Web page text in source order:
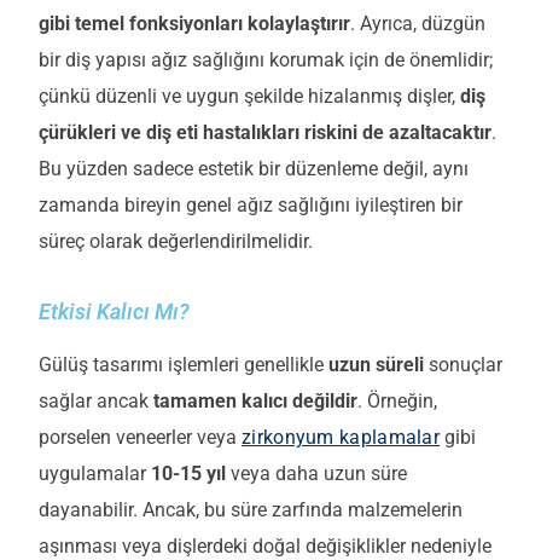
gibi temel fonksiyonları kolaylaştırır. Ayrıca, düzgün
bir diş yapısı ağız sağlığını korumak için de önemlidir;
çünkü düzenli ve uygun şekilde hizalanmış dişler, diş
çürükleri ve diş eti hastalıkları riskini de azaltacaktır.
Bu yüzden sadece estetik bir düzenleme değil, aynı
zamanda bireyin genel ağız sağlığını iyileştiren bir
süreç olarak değerlendirilmelidir.
Etkisi Kalıcı Mı?
Gülüş tasarımı işlemleri genellikle uzun süreli sonuçlar
sağlar ancak tamamen kalıcı değildir. Örneğin,
porselen veneerlerveya zirkonyum kaplamalargibi
uygulamalar 10-15 yıl veya daha uzun süre
dayanabilir. Ancak, bu süre zarfında malzemelerin
aşınması veya dişlerdeki doğal değişiklikler nedeniyle